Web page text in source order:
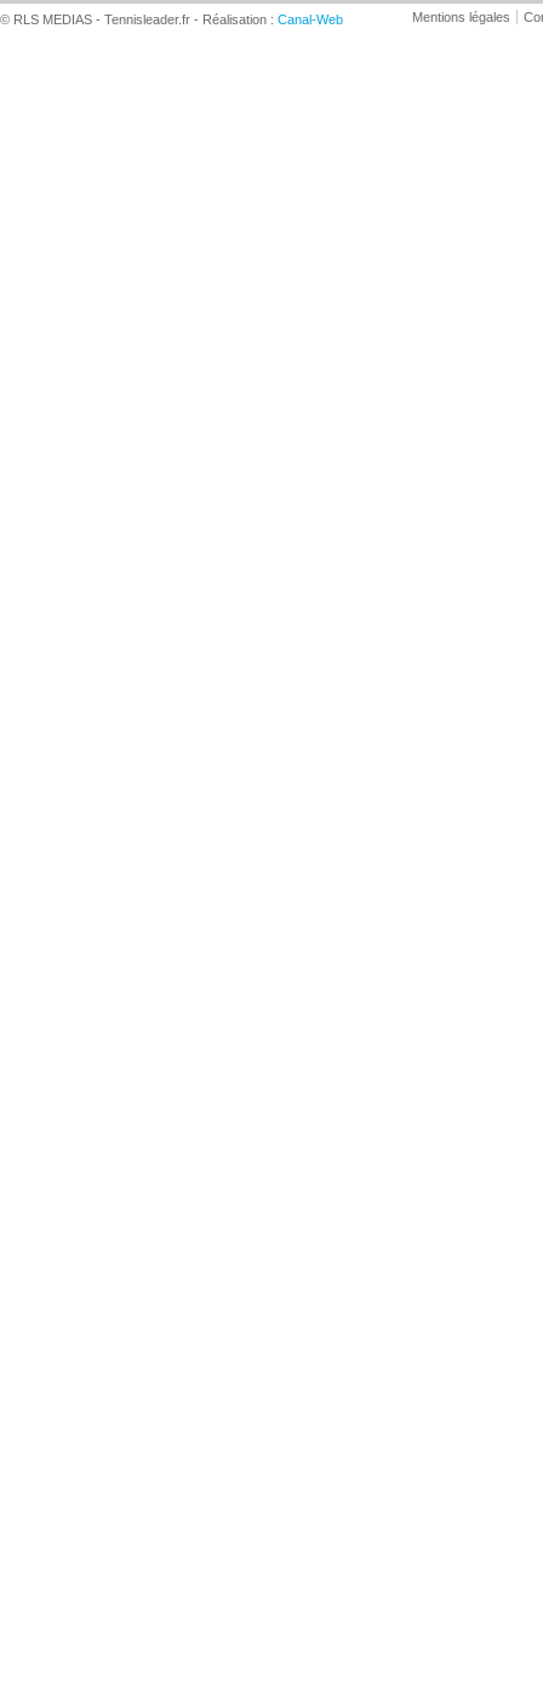
© RLS MEDIAS - Tennisleader.fr - Réalisation : Canal-Web Mentions légales